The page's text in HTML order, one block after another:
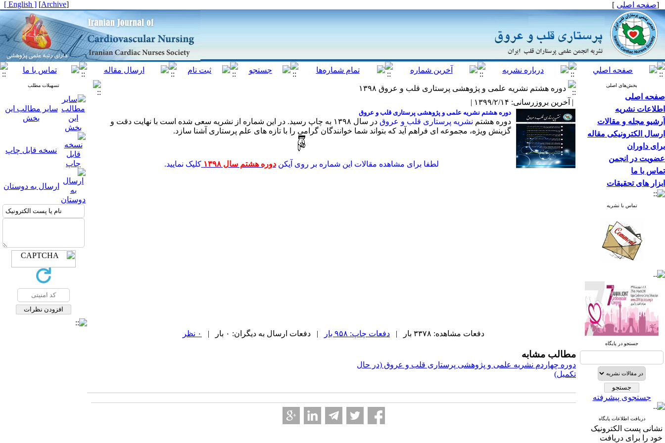
[صفحه اصلی ]
[
Archive
]
[ English ]
بخش‌های اصلی
صفحه اصلی
اطلاعات نشریه
آرشیو مجله و مقالات
ارسال الکترونیکی مقاله
برای داوران
عضویت در انجمن
تماس با ما
ابزار های تحقیقات
تماس با نشریه
صندوق پستی:
تلفاکس: 23922270-021
تلفن: 6-22663165-021
آدرس پایگاه الکترونیکی:
http://journal.icns.org.ir
آدرس‌ پست الکترونیکی انجمن:
info@icns.org.ir
آدرس پست الکترونیکی نشریه:
نشانی مجله: تهران، خیابان ولیعصر،
جستجو در پایگاه
جستجوی پیشرفته
دریافت اطلاعات پایگاه
نشانی پست الکترونیک
خود را برای دریافت
دوره هشتم نشریه علمی و پژوهشی پرستاری قلب و عروق ۱۳۹۸
| آخرین بروزرسانی: ۱۳۹۹/۲/۱۴ |
دوره هشتم نشریه علمی و پژوهشی پرستاری قلب و عروق
دوره هشتم نشریه پرستاری قلب و عروق
در سال ۱۳۹۸ به چاپ رسید. در این شماره از نشریه سعی شده است با نهایت دقت و
گزینش ویژه، مجموعه ای فراهم آید که بتواند شما خوانندگان گرامی را با تازه های علم پرستاری آشنا سازد.
لطفا برای مشاهده مقالات این شماره بر روی آیکندوره هشتم سال ۱۳۹۸ کلیک نمایید.
تسهیلات مطلب
سایر مطالب این
بخش
نسخه قابل چاپ
ارسال به دوستان
دفعات مشاهده: ۳۳۷۸ بار | دفعات چاپ: ۹۵۸ بار | دفعات ارسال به دیگران: ۰ بار | ۰ نظر
مطالب مشابه
دوره چهاردم نشریه علمی و پژوهشی پرستاری قلب و عروق (در حال
تکمیل)